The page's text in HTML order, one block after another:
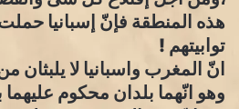
هذه المنطقة فإنّ إسبانيا
توابيتهم !
انّ المغرب واسبانيا لا يلبثان
وهو انّهما بلدان محكوم عليهما